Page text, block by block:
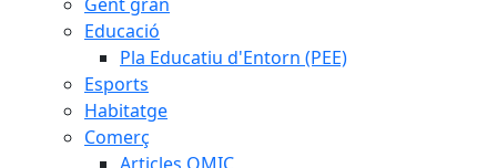
Educació
Pla Educatiu d'Entorn (PEE)
Esports
Habitatge
Comerç